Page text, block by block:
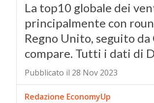
La top10 globale dei
principalmente con
Regno Unito, seguito
compare. Tutti i dati di
Pubblicato il 28 Nov 2023
Redazione EconomyUp